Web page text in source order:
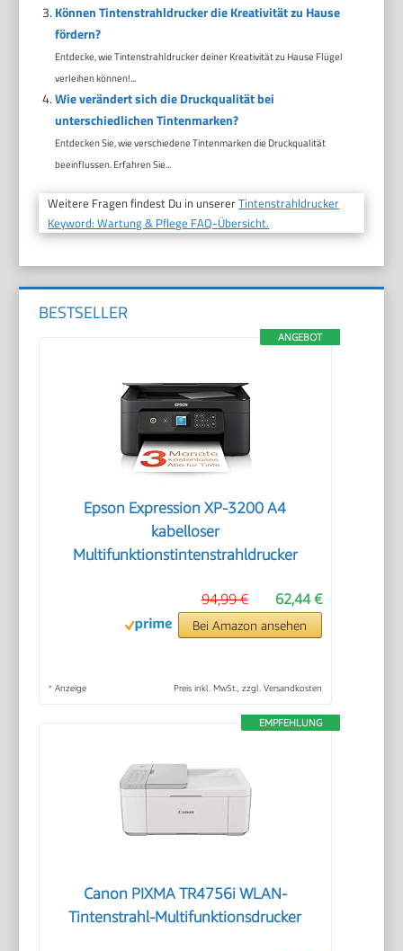
Können Tintenstrahldrucker die Kreativität zu Hause
fördern?
Entdecke, wie Tintenstrahldrucker deiner Kreativität zu Hause Flügel
verleihen können!...
Wie verändert sich die Druckqualität bei
unterschiedlichen Tintenmarken?
Entdecken Sie, wie verschiedene Tintenmarken die Druckqualität
beeinflussen. Erfahren Sie...
Weitere Fragen findest Du in unsererTintenstrahldrucker
Keyword: Wartung & Pflege FAQ-Übersicht.
BESTSELLER
ANGEBOT
Epson Expression XP-3200 A4
kabelloser
Multifunktionstintenstrahldrucker
62,44 €
94,99 €
Bei Amazon ansehen
* Anzeige Preis inkl. MwSt., zzgl. Versandkosten
EMPFEHLUNG
Canon PIXMA TR4756i WLAN-
Tintenstrahl-Multifunktionsdrucker